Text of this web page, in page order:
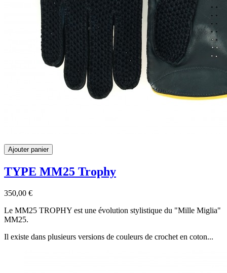
Ajouter panier
TYPE MM25 Trophy
350,00 €
Le MM25 TROPHY est une évolution stylistique du "Mille Miglia"
MM25.
Il existe dans plusieurs versions de couleurs de crochet en coton...